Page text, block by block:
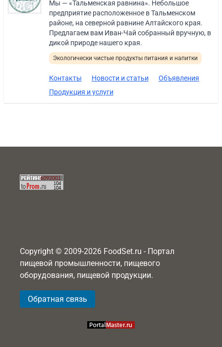
Мы — «Тальменская равнина». Небольшое
предприятие расположенное в Тальменском
районе, на северной равнине Алтайского края.
Предлагаем вам Иван-Чай собранный вручную, в
дикой природе нашего края.
Экологически чистые продукты питания и напитки
Контакты Новости и статьи
Объявления
Продукция и услуги
Copyright © 2009-2026 FoodSet.ru - Портал
пищевой промышленности, пищевого
оборудования, пищевой продукции.
Обратная связь